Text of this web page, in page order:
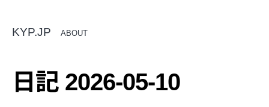
KYP.JP ABOUT
日記 2026-05-10